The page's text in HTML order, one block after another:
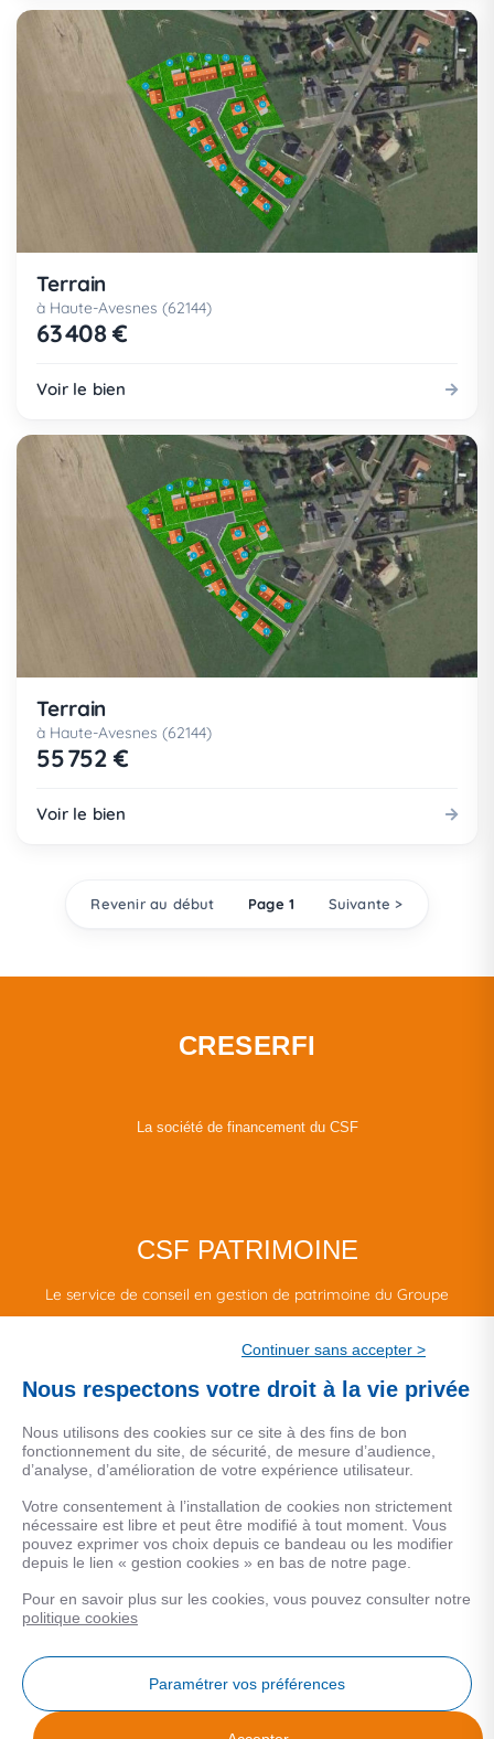
Terrain
à Haute-Avesnes (62144)
63 408 €
Voir le bien
Terrain
à Haute-Avesnes (62144)
55 752 €
Voir le bien
Revenir au début Page 1 Suivante >
CRESERFI
La société de financement du CSF
CSF PATRIMOINE
Le service de conseil en gestion de patrimoine du Groupe
MENTIONS LEGALES
Données personnelles
COOKIES
Continuer sans accepter >
Nous respectons votre droit à la vie privée
Nous utilisons des cookies sur ce site à des fins de bon
fonctionnement du site, de sécurité, de mesure d’audience,
d’analyse, d’amélioration de votre expérience utilisateur.
Votre consentement à l’installation de cookies non strictement
nécessaire est libre et peut être modifié à tout moment. Vous
pouvez exprimer vos choix depuis ce bandeau ou les modifier
depuis le lien « gestion cookies » en bas de notre page.
Pour en savoir plus sur les cookies, vous pouvez consulter notre
politique cookies
Paramétrer vos préférences